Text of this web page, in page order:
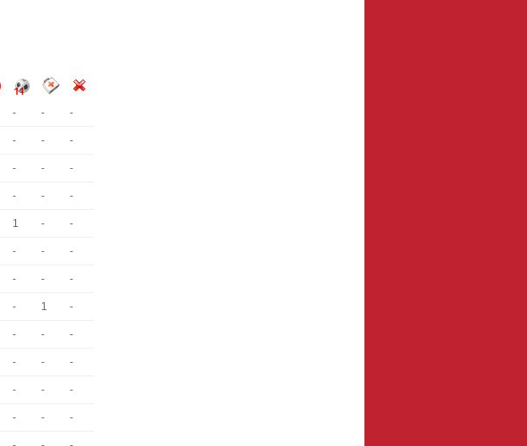
- - -
- - -
- - -
- - -
1 - -
- - -
- - -
- 1 -
- - -
- - -
- - -
- - -